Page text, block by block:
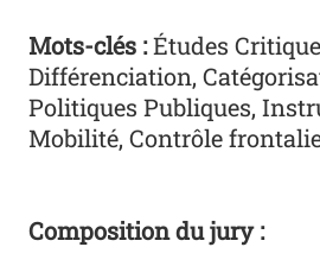
Mots-clés :Études
Différenciation,
Politiques Publiques,
Mobilité, Contrôle
Composition du jury :